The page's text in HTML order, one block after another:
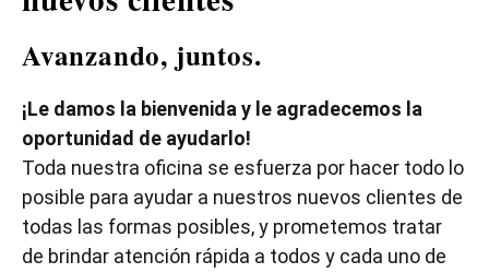
Avanzando, juntos.
¡Le damos la bienvenida y le agradecemos la
oportunidad de ayudarlo!
Toda nuestra oficina se esfuerza por hacer todo lo
posible para ayudar a nuestros nuevos clientes de
todas las formas posibles, y prometemos tratar
de brindar atención rápida a todos y cada uno de